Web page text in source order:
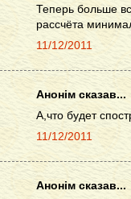
Теперь больше
рассчёта
11/12/2011
Анонім сказав...
А,что будет
11/12/2011
Анонім сказав...